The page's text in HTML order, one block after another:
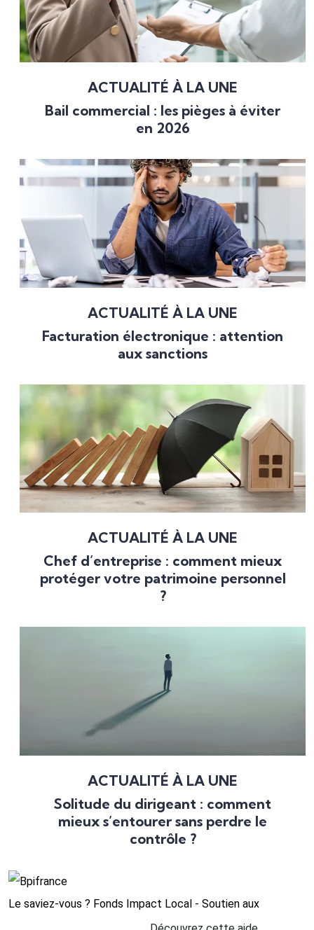
ACTUALITÉ À LA UNE
Bail commercial : les pièges à éviter
en 2026
ACTUALITÉ À LA UNE
Facturation électronique : attention
aux sanctions
ACTUALITÉ À LA UNE
Chef d’entreprise : comment mieux
protéger votre patrimoine personnel
?
ACTUALITÉ À LA UNE
Solitude du dirigeant : comment
mieux s’entourer sans perdre le
contrôle ?
Le saviez-vous ? Fonds Impact Local - Soutien aux